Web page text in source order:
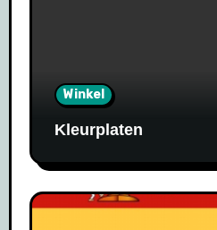
Winkel
Kleurplaten